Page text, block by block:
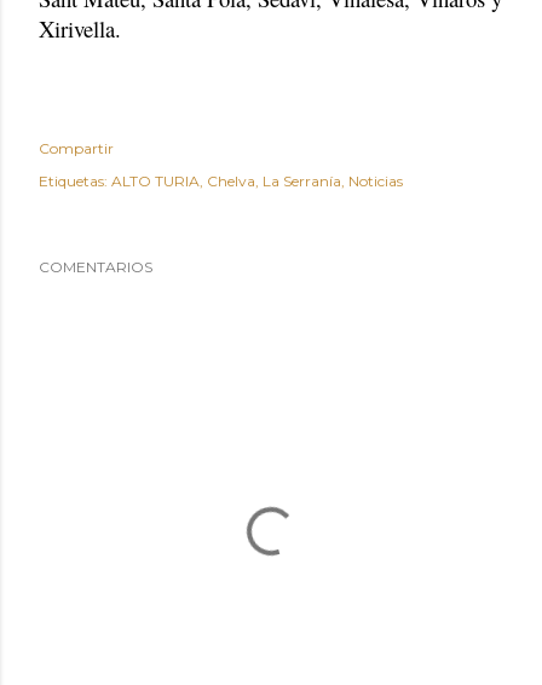
Xirivella.
Compartir
Etiquetas: ALTO TURIA Chelva La Serranía Noticias
COMENTARIOS